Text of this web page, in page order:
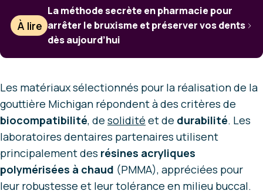
À lire
La méthode secrète en pharmacie pour
arrêter le bruxisme et préserver vos dents
dès aujourd’hui
Les matériaux sélectionnés pour la réalisation de la
gouttière Michigan répondent à des critères de
biocompatibilité, de solidité et de durabilité. Les
laboratoires dentaires partenaires utilisent
principalement des résines acryliques
polymérisées à chaud (PMMA), appréciées pour
leur robustesse et leur tolérance en milieu buccal.